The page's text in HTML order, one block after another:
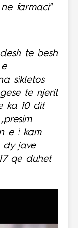
farmaci"
te besh
sikletos
te njerit
ka 10 dit
e i kam
dy jave
qe duhet